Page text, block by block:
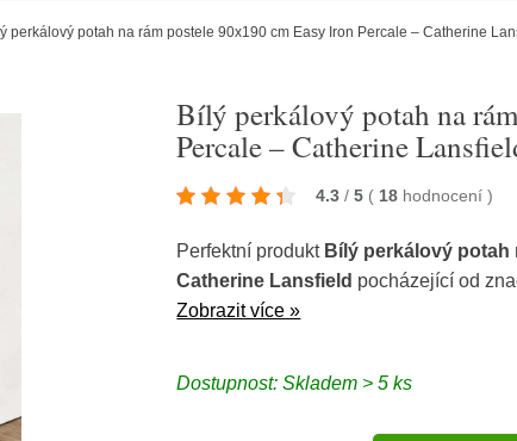
perkálový potah na rám postele 90x190 cm Easy Iron Percale – Catherine
Bílý perkálový potah na
Percale – Catherine
4.3 / 5 ( 18 hodnocení)
Perfektní produkt Bílý perkálový potah
Catherine Lansfield pocházející od
Zobrazit více »
Dostupnost: Skladem > 5 ks